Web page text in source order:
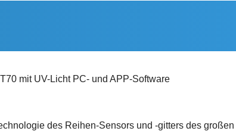
mit UV-Licht PC- und APP-Software
des Reihen-Sensors und -gitters des